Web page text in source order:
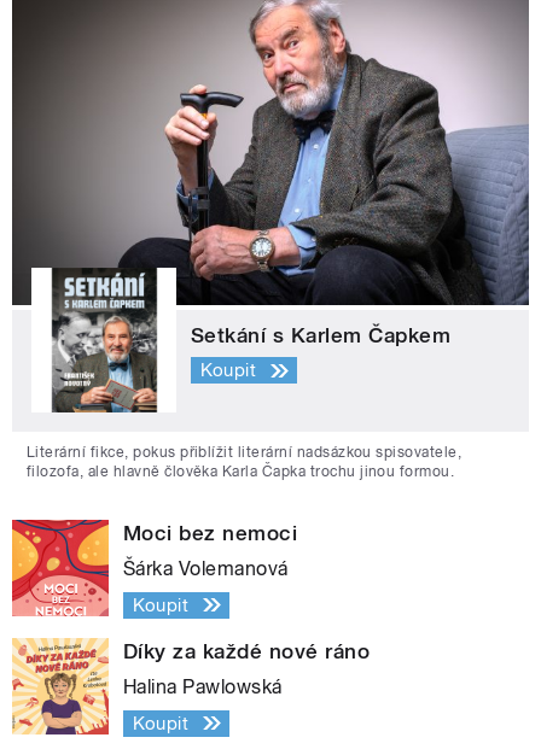
Setkání s Karlem Čapkem
Koupit
Literární fikce, pokus přiblížit literární nadsázkou spisovatele,
filozofa, ale hlavně člověka Karla Čapka trochu jinou formou.
Moci bez nemoci
Šárka Volemanová
Koupit
Díky za každé nové ráno
Halina Pawlowská
Koupit